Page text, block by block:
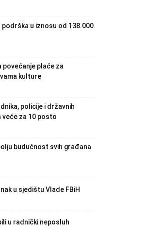
u iznosu od 138.000
povećanje plaće za
kulture
policije i državnih
veće za 10 posto
budućnost svih građana
u sjedištu Vlade FBiH
u radnički neposluh